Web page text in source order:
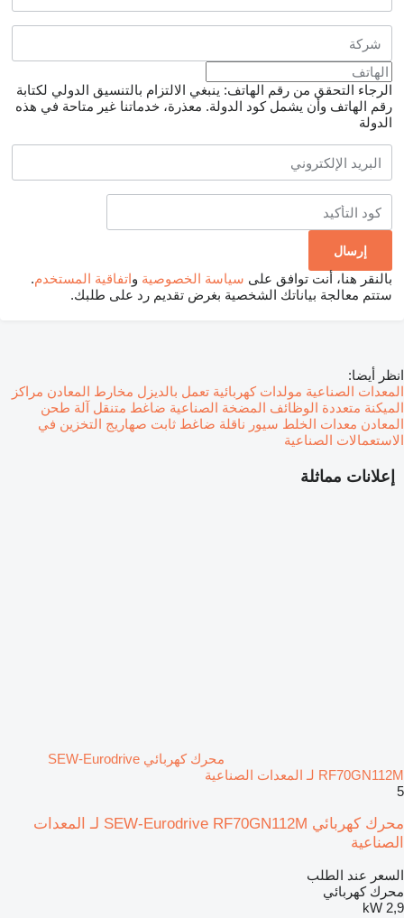
الرجاء التحقق من رقم الهاتف: ينبغي الالتزام بالتنسيق الدولي لكتابة
رقم الهاتف وأن يشمل كود الدولة. معذرة، خدماتنا غير متاحة في هذه
الدولة
بالنقر هنا، أنت توافق على سياسة الخصوصية واتفاقية المستخدم.
ستتم معالجة بياناتك الشخصية بغرض تقديم رد على طلبك.
إعلانات مماثلة
محرك كهربائي SEW-Eurodrive
RF70GN112M لـ المعدات الصناعية
5
محرك كهربائي SEW-Eurodrive RF70GN112M لـ المعدات
الصناعية
السعر عند الطلب
محرك كهربائي
2,9 kW
انظر أيضا:
المعدات الصناعية مولدات كهربائية تعمل بالديزل مخارط المعادن مراكز
الميكنة متعددة الوظائف المضخة الصناعية ضاغط متنقل آلة طحن
المعادن معدات الخلط سيور ناقلة ضاغط ثابت صهاريج التخزين في
الاستعمالات الصناعية